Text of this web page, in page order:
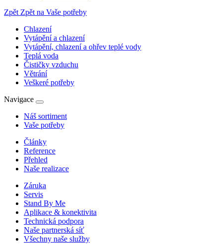
Zpět Zpět na Vaše potřeby
Chlazení
Vytápění a chlazení
Vytápění, chlazení a ohřev teplé vody
Teplá voda
Čističky vzduchu
Větrání
Veškeré potřeby
Navigace
Náš sortiment
Vaše potřeby
Články
Reference
Přehled
Naše realizace
Záruka
Servis
Stand By Me
Aplikace & konektivita
Technická podpora
Naše partnerská síť
Všechny naše služby